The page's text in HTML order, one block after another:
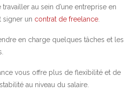
travailler au sein d’une entreprise en
signer un contrat de freelance
en charge quelques tâches et les
vous offre plus de flexibilité et de
au niveau du salaire.